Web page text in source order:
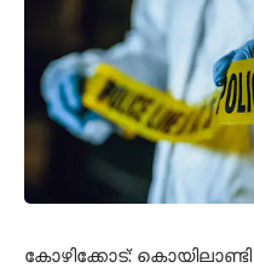
കോഴിക്കോട്: